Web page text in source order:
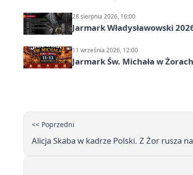
28 sierpnia 2026, 16:00
Jarmark Władysławowski
11 września 2026, 12:00
Jarmark Św. Michała w Żorach
<< Poprzedni
Alicja Skaba w kadrze Polski. Z Żor rusza